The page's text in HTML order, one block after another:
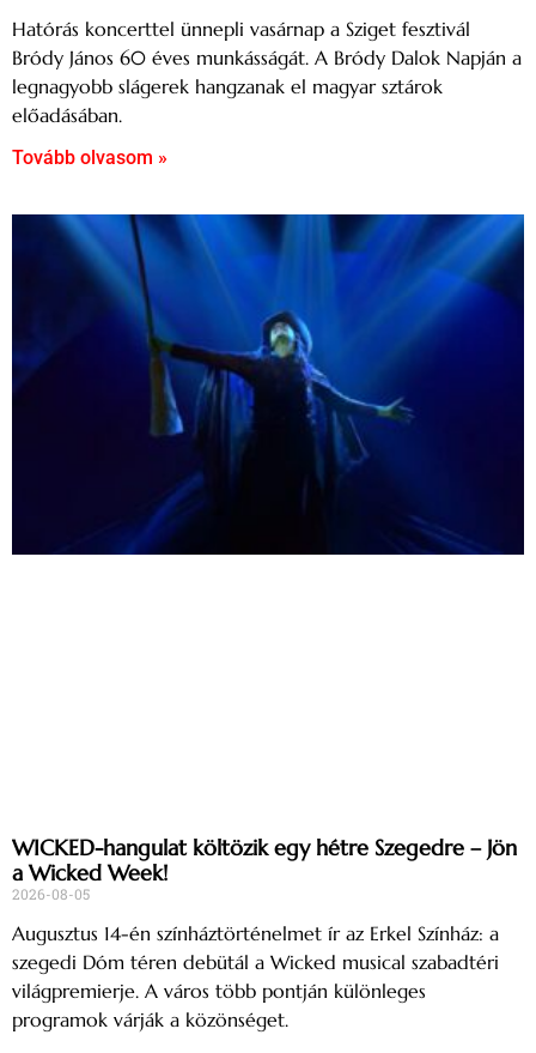
Hatórás koncerttel ünnepli vasárnap a Sziget fesztivál
Bródy János 60 éves munkásságát. A Bródy Dalok Napján a
legnagyobb slágerek hangzanak el magyar sztárok
előadásában.
Tovább olvasom »
WICKED-hangulat költözik egy hétre Szegedre – Jön
a Wicked Week!
2026-08-05
Augusztus 14-én színháztörténelmet ír az Erkel Színház: a
szegedi Dóm téren debütál a Wicked musical szabadtéri
világpremierje. A város több pontján különleges
programok várják a közönséget.